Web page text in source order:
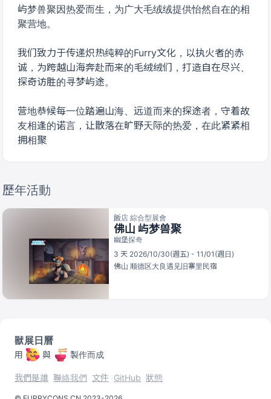
屿梦兽聚因热爱而生，为广大毛绒绒提供怡然自在的相
聚营地。
我们致力于传递炽热纯粹的Furry文化，以执火者的赤
诚，为跨越山海奔赴而来的毛绒绒们，打造自在尽兴、
探奇访胜的寻梦屿途。
营地恭候每一位踏遍山海、远道而来的探途者，守着故
友相逢的诺言，让散落在旷野天际的热爱，在此紧紧相
拥相聚
歷年活動
飯店 綜合型展會
佛山 屿梦兽聚
幽堡探奇
3 天 2026/10/30(週五) - 11/01(週日)
佛山 顺德区大良遇见旧寨里民宿
獸展日曆
用 與 製作而成
我們是誰 聯絡我們 文件 GitHub 狀態